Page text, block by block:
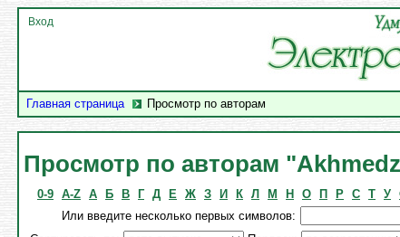
Главная страница Просмотр по авторам
Вход
Просмотр по авторам
0-9 A-Z А Б В Г Д Е Ж З И К Л М Н О П Р С Т У
Или введите несколько первых символов: